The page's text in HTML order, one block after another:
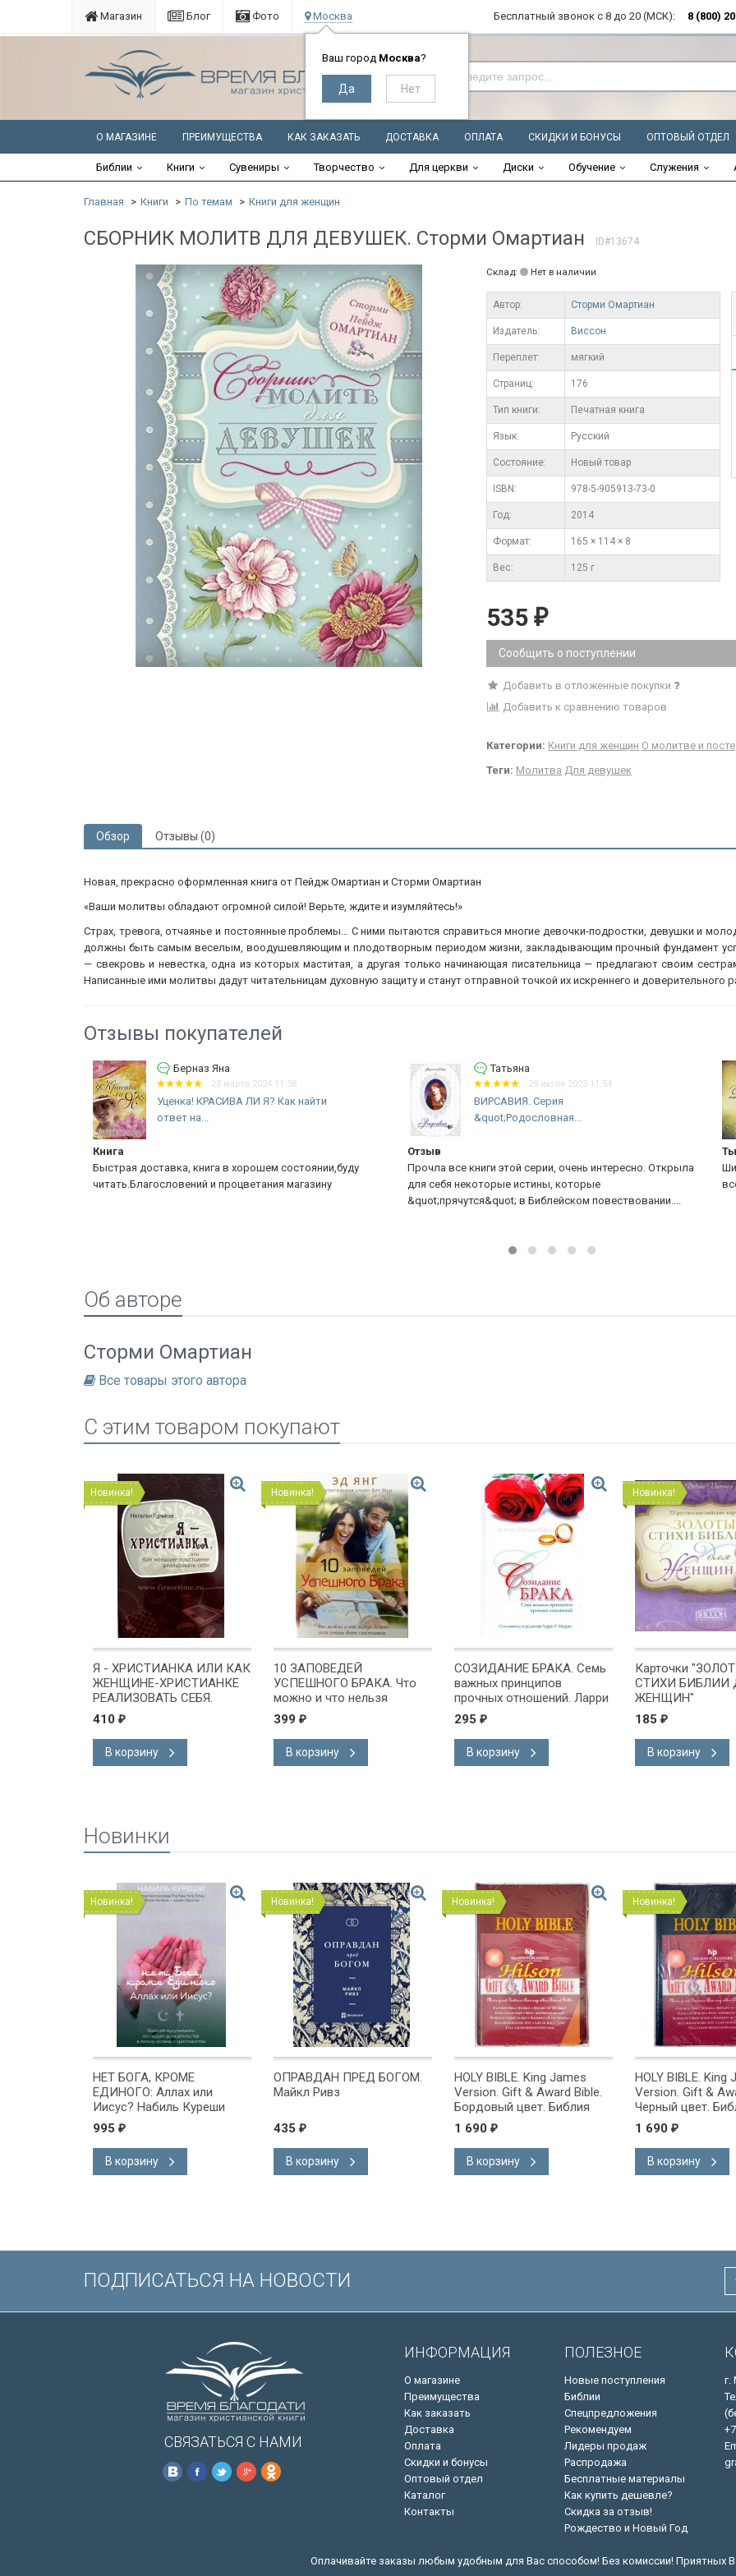
Магазин Блог Фото Москва
Ваш город Москва?
Бесплатный звонок с 8 до 20 (МСК): 8 (800)
О МАГАЗИНЕ ПРЕИМУЩЕСТВА КАК ЗАКАЗАТЬ ДОСТАВКА ОПЛАТА СКИДКИ И БОНУСЫ ОПТОВЫЙ ОТДЕЛ
Библии Книги Сувениры Творчество Для церкви Диски Обучение Служения
Главная Книги По темам Книги для женщин
СБОРНИК МОЛИТВ ДЛЯ ДЕВУШЕК. Сторми Омартиан ID#13674
Склад: Нет в наличии
Автор: Сторми Омартиан
Издатель: Виссон
Переплет: мягкий
Cтраниц: 176
Тип книги: Печатная книга
Язык: Русский
Состояние: Новый товар
ISBN: 978-5-905913-73-0
Год: 2014
Формат: 165 × 114 × 8
Вес: 125 г
535 ₽
Сообщить о поступлении
Добавить в отложенные покупки
Добавить к сравнению товаров
Категории: Книги для женщин О молитве и посте
Теги: Молитва Для девушек
Обзор Отзывы (0)
Новая, прекрасно оформленная книга от Пейдж Омартиан и Сторми Омартиан
«Ваши молитвы обладают огромной силой! Верьте, ждите и изумляйтесь!»
Страх, тревога, отчаянье и постоянные проблемы… С ними пытаются справиться многие девочки-подростки, девушки и
должны быть самым веселым, воодушевляющим и плодотворным периодом жизни, закладывающим прочный фундамент
— свекровь и невестка, одна из которых маститая, а другая только начинающая писательница — предлагают своим
Написанные ими молитвы дадут читательницам духовную защиту и станут отправной точкой их искреннего и доверительного
Отзывы покупателей
Берназ Яна
23 марта 2024 11:38
Уценка! КРАСИВА ЛИ Я? Как найти
доставка, книга в хорошем состоянии,буду
и процветания магазину
Татьяна
28 июля 2023 11:54
ВИРСАВИЯ. Серия
&quot;Родословная...
Прочла все книги этой серии, очень интересно. Открыла
для себя некоторые истины, которые
&quot;прячутся&quot; в Библейском повествовании....
2
ТЫСЯЧА
жизнью
Шикарная, стоящая
Об авторе
Сторми Омартиан
Все товары этого автора
C этим товаром покупают
Новинка!
Я - ХРИСТИАНКА ИЛИ КАК
ЖЕНЩИНЕ-ХРИСТИАНКЕ
РЕАЛИЗОВАТЬ СЕБЯ.
Наталья Гурмеза
410 ₽
В корзину
Новинка!
10 ЗАПОВЕДЕЙ
УСПЕШНОГО БРАКА. Что
можно и что нельзя
делать, если хочешь быть
счастливым. Эд Янг
399 ₽
В корзину
СОЗИДАНИЕ БРАКА. Семь
важных принципов
прочных отношений. Ларри
Р. Моррис
295 ₽
В корзину
Новинка!
Карточки
СТИХИ БИБЛИИ
ЖЕНЩИН"
185 ₽
В корзину
Новинки
Новинка!
НЕТ БОГА, КРОМЕ
ЕДИНОГО: Аллах или
Иисус? Набиль Куреши
995₽
В корзину
Новинка!
ОПРАВДАН ПРЕД БОГОМ.
Майкл Ривз
435₽
В корзину
Новинка!
HOLY BIBLE. King James
Version. Gift & Award Bible.
Бордовый цвет. Библия
Короля Иакова на
английском языке.
Словарь, карты, закладка,
подарочная вкладка, слова
1 690₽
В корзину
Новинка!
HOLY BIBLE. King
Version. Gift & Award
Черный цвет. Библия
Короля Иакова на
английском языке.
Словарь, карты,
подарочная вкладка,
1 690₽
В корзину
ПОДПИСАТЬСЯ НА НОВОСТИ
СВЯЗАТЬСЯ С НАМИ
ИНФОРМАЦИЯ
О магазине
Преимущества
Как заказать
Доставка
Оплата
Скидки и бонусы
Оптовый отдел
Каталог
Контакты
ПОЛЕЗНОЕ
Новые поступления
Библии
Спецпредложения
Рекомендуем
Лидеры продаж
Распродажа
Бесплатные материалы
Как купить дешевле?
Скидка за отзыв!
Рождество и Новый Год
г.
Оплачивайте заказы любым удобным для Вас способом! Без комиссии! Приятных